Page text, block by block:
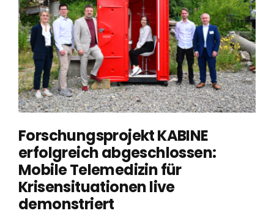
Forschungsprojekt KABINE
erfolgreich abgeschlossen:
Mobile Telemedizin für
Krisensituationen live
demonstriert